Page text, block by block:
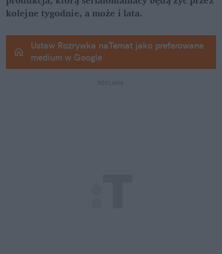
kolejne tygodnie, a może i lata.
Ustaw Rozrywka naTemat jako preferowane
medium w Google
REKLAMA